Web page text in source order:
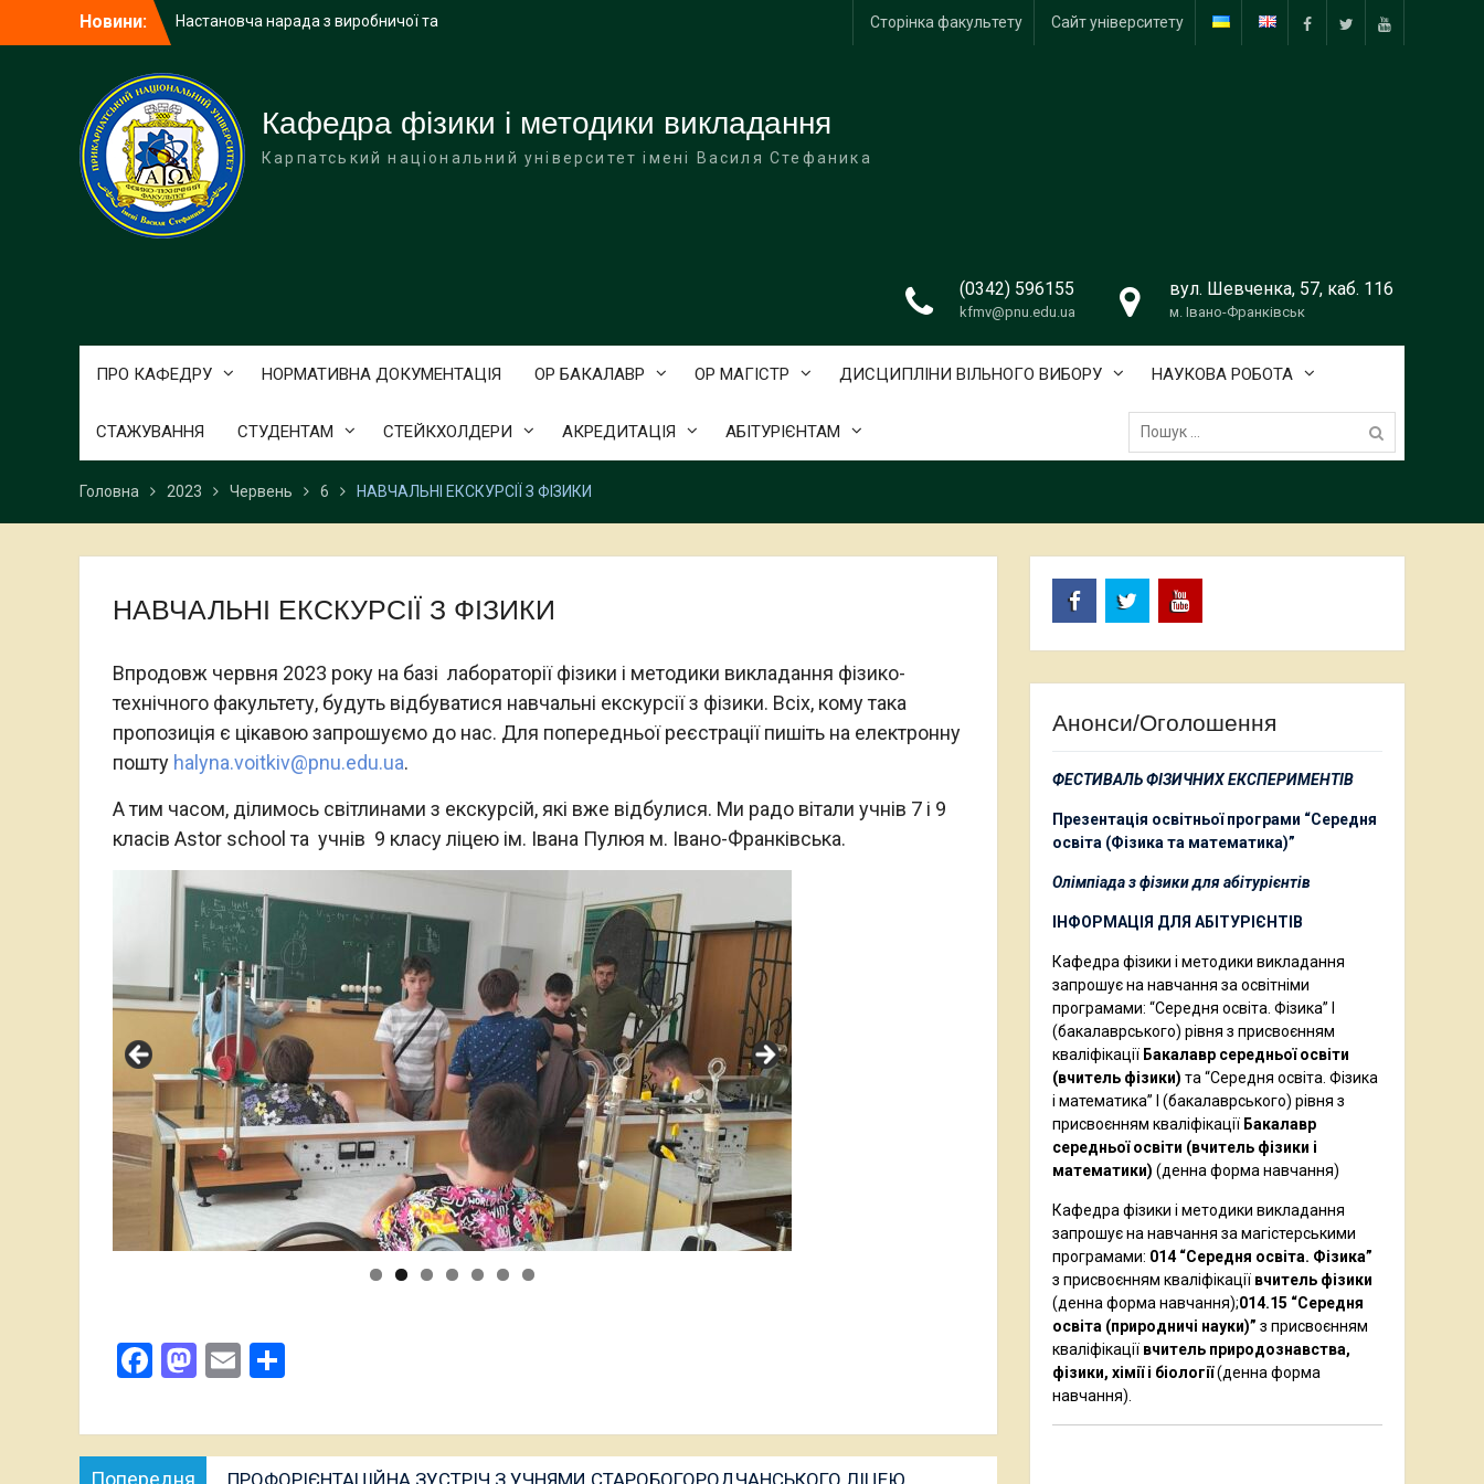
Новини:
Настановча нарада з виробничої та
академії наук
Учні Делятинського ліцею завітали з
екскурсією на фізико-технічний
факультет
FacebookTwitter Youtube
Сторінка факультету Сайт університету
Кафедра фізики і методики викладання
Карпатський національний університет імені Василя Стефаника
(0342) 596155
kfmv@pnu.edu.ua
вул. Шевченка, 57, каб. 116
м. Івано-Франківськ
ПРО КАФЕДРУ НОРМАТИВНА ДОКУМЕНТАЦІЯ ОР БАКАЛАВР ОР МАГІСТР ДИСЦИПЛІНИ ВІЛЬНОГО ВИБОРУ НАУКОВА РОБОТА
СТАЖУВАННЯ СТУДЕНТАМ СТЕЙКХОЛДЕРИ АКРЕДИТАЦІЯ АБІТУРІЄНТАМ
Пошук:
Головна 2023 Червень 6 НАВЧАЛЬНІ ЕКСКУРСІЇ З ФІЗИКИ
НАВЧАЛЬНІ ЕКСКУРСІЇ З ФІЗИКИ
Впродовж червня 2023 року на базі лабораторії фізики і методики викладання фізико-
технічного факультету, будуть відбуватися навчальні екскурсії з фізики. Всіх, кому така
пропозиція є цікавою запрошуємо до нас. Для попередньої реєстрації пишіть на електронну
пошту halyna.voitkiv@pnu.edu.ua.
А тим часом, ділимось світлинами з екскурсій, які вже відбулися. Ми радо вітали учнів 7 і 9
класів Astor school та учнів 9 класу ліцею ім. Івана Пулюя м. Івано-Франківська.
Facebook
Mastodon
Email
Навігація
Попередня
Попередня
ПРОФОРІЄНТАЦІЙНА ЗУСТРІЧ З УЧНЯМИ СТАРОБОГОРОДЧАНСЬКОГО ЛІЦЕЮ
Анонси/Оголошення
ФЕСТИВАЛЬ ФІЗИЧНИХ ЕКСПЕРИМЕНТІВ
Презентація освітньої програми “Середня
освіта (Фізика та математика)”
Олімпіада з фізики для абітурієнтів
ІНФОРМАЦІЯ ДЛЯ АБІТУРІЄНТІВ
Кафедра фізики і методики викладання
запрошує на навчання за освітніми
програмами: “Середня освіта. Фізика” І
(бакалаврського) рівня з присвоєнням
кваліфікації Бакалавр середньої освіти
(вчитель фізики) та “Середня освіта. Фізика
і математика” І (бакалаврського) рівня з
присвоєнням кваліфікації Бакалавр
середньої освіти (вчитель фізики і
математики) (денна форма навчання)
Кафедра фізики і методики викладання
запрошує на навчання за магістерськими
програмами: 014 “Середня освіта. Фізика”
з присвоєнням кваліфікації вчитель фізики
(денна форма навчання);014.15 “Середня
освіта (природничі науки)” з присвоєнням
кваліфікації вчитель природознавства,
фізики, хімії і біології(денна форма
навчання).